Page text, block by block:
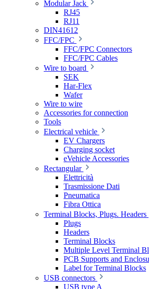
Modular Jack
RJ45
RJ11
DIN41612
FFC/FPC
FFC/FPC Connectors
FFC/FPC Cables
Wire to board
SEK
Har-Flex
Wafer
Wire to wire
Accessories for connection
Tools
Electrical vehicle
EV Chargers
Charging socket
eVehicle Accessories
Rectangular
Elettricità
Trasmissione Dati
Pneumatica
Fibra Ottica
Terminal Blocks, Plugs. Headers
Plugs
Headers
Terminal Blocks
Multiple Level Terminal
PCB Supports and
Label for Terminal Blocks
USB connectors
USB type A